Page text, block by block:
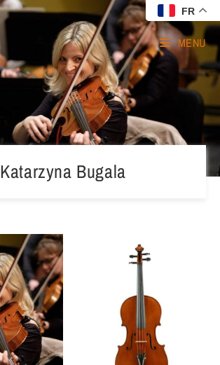
MENU
Katarzyna Bugala
FR